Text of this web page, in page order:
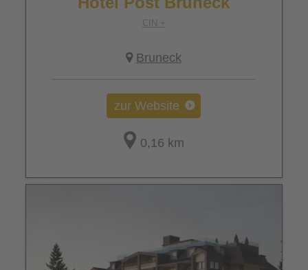
CIN +
Bruneck
zur Website
0,16 km